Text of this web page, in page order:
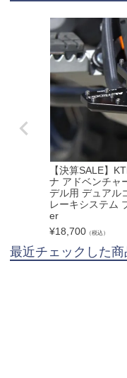
【決算SALE】
ナ アドベンチャ
デル用 デュアル
レーキシステム
er
¥18,700 （税込）
最近チェックした商